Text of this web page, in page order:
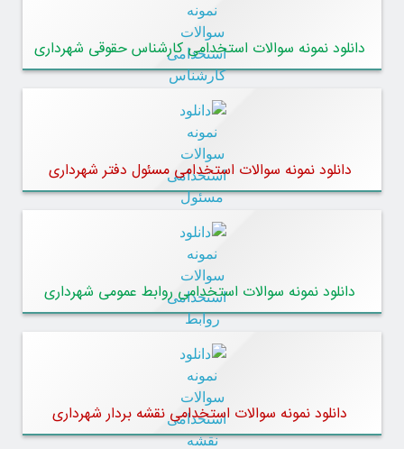
دانلود نمونه سوالات استخدامی کارشناس حقوقی شهرداری
دانلود نمونه سوالات استخدامی مسئول دفتر شهرداری
دانلود نمونه سوالات استخدامی روابط عمومی شهرداری
دانلود نمونه سوالات استخدامی نقشه بردار شهرداری